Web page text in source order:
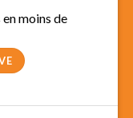
moins de